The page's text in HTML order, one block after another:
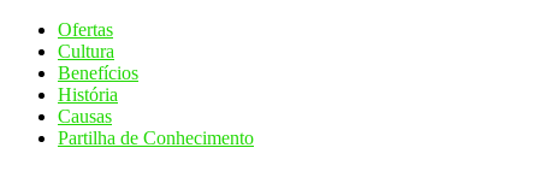
Ofertas
Cultura
Benefícios
História
Causas
Partilha de Conhecimento